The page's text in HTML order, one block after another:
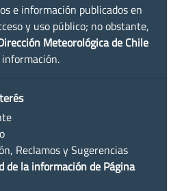
e información publicados en
y uso público; no obstante,
Meteorológica de Chile
Reclamos y Sugerencias
de la información de Página